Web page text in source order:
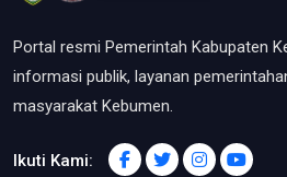
Portal resmi Pemerintah Kabupaten
informasi publik, layanan
masyarakat Kebumen.
Ikuti Kami: